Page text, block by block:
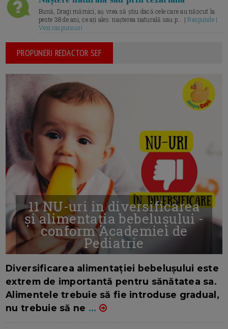
Bună, Dragi mămici, aș vrea să știu dacă cele care au născut la
peste 38 de ani, ce ați ales: nașterea naturală sau p... |Raspunde |
Vezi raspunsuri
PROPUNERI REDACTOR SEF
11 NU-uri in diversificarea
și alimentația bebelușului -
conform Academiei de
Pediatrie
Diversificarea alimentației bebelușului este
extrem de importantă pentru sănătatea sa.
Alimentele trebuie să fie introduse gradual,
nu trebuie să ne ...